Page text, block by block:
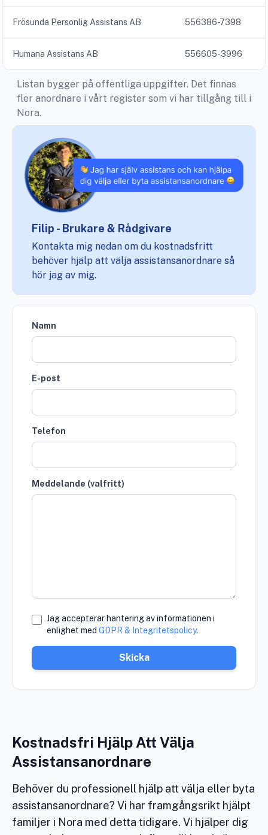
Frösunda Personlig Assistans AB 556386-7398
Humana Assistans AB 556605-3996
Listan bygger på offentliga uppgifter. Det finnas
fler anordnare i vårt register som vi har tillgång till i
Nora.
Filip - Brukare & Rådgivare
Kontakta mig nedan om du kostnadsfritt
behöver hjälp att välja assistansanordnare så
hör jag av mig.
Namn
E-post
Telefon
Meddelande (valfritt)
Jag accepterar hantering av informationen i
enlighet med GDPR & Integritetspolicy.
Skicka
Kostnadsfri Hjälp Att Välja
Assistansanordnare
Behöver du professionell hjälp att välja eller byta
assistansanordnare? Vi har framgångsrikt hjälpt
familjer i Nora med detta tidigare. Vi hjälper dig